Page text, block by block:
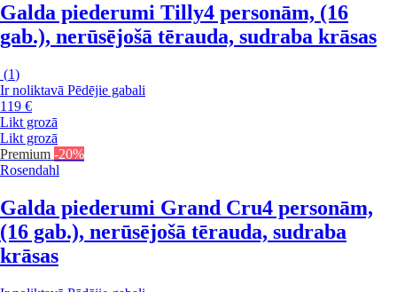
Galda piederumi Tilly4 personām, (16
gab.), nerūsējošā tērauda, sudraba krāsas
(1)
Ir noliktavā Pēdējie gabali
119 €
Likt grozā
Likt grozā
Premium -20%
Rosendahl
Galda piederumi Grand Cru4 personām,
(16 gab.), nerūsējošā tērauda, sudraba
krāsas